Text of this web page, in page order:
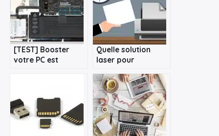
[TEST] Booster
votre PC est
avec le test du
Crucial M4 SSD
Quelle solution
laser pour
entreprise ?